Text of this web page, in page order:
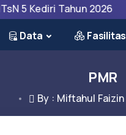
Kediri Tahun 2026
Data Fasilitas
PMR
By : Miftahul Faizin